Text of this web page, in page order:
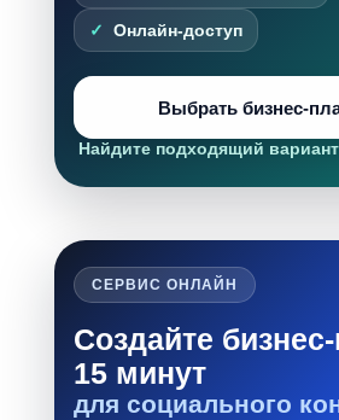
Онлайн-доступ
Выбрать бизнес-
Найдите подходящий
СЕРВИС ОНЛАЙН
Создайте
15 минут
для социального